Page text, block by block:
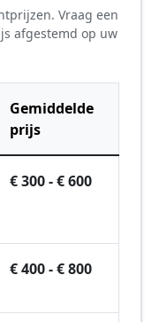
Vraag een
afgestemd op uw
Gemiddelde
prijs
€ 300 - € 600
€ 400 - € 800